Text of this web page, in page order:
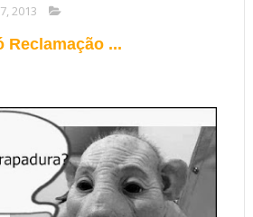
2013
Reclamação ...